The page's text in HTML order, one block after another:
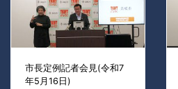
市長定例記者会見(令和7
年5月16日)